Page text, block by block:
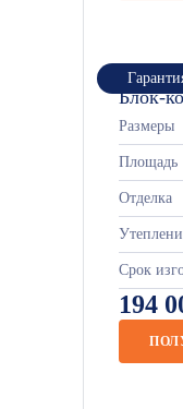
Блок-
Размеры
Площадь
Отделка
Срок
194